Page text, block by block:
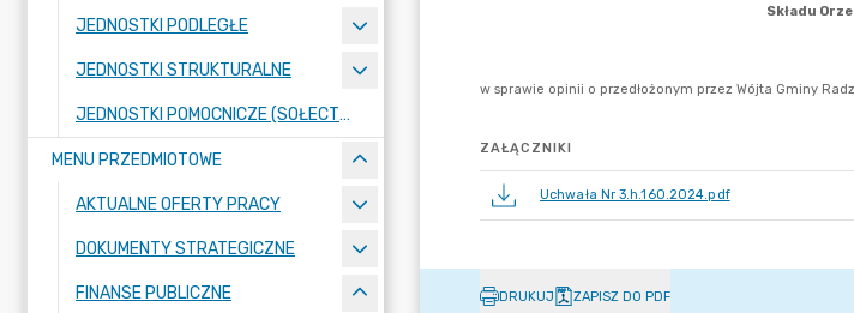
JEDNOSTKI PODLEGŁE
JEDNOSTKI STRUKTURALNE
JEDNOSTKI POMOCNICZE (SOŁECTWA)
MENU PRZEDMIOTOWE
AKTUALNE OFERTY PRACY
DOKUMENTY STRATEGICZNE
FINANSE PUBLICZNE
ZAŁĄCZNIKI
Uchwała Nr 3.h.160.2024.pdf
DRUKUJ ZAPISZ DO PDF